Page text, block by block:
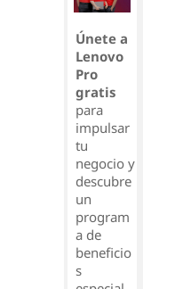
Únete a
Lenovo
Pro
gratis
para
impulsar
tu
negocio y
descubre
un
program
a de
beneficio
s